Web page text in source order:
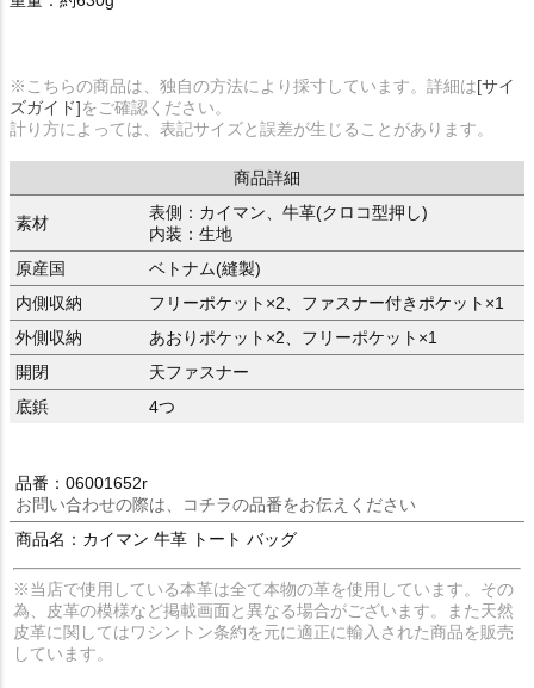
※こちらの商品は、独自の方法により採寸しています。詳細は[サイ
ズガイド]をご確認ください。
計り方によっては、表記サイズと誤差が生じることがあります。
商品詳細
素材
表側：カイマン、牛革(クロコ型押し)
内装：生地
原産国
ベトナム(縫製)
内側収納
フリーポケット×2、ファスナー付きポケット×1
外側収納
あおりポケット×2、フリーポケット×1
開閉
天ファスナー
底鋲
4つ
品番：06001652r
お問い合わせの際は、コチラの品番をお伝えください
商品名：カイマン 牛革 トート バッグ
※当店で使用している本革は全て本物の革を使用しています。その
為、皮革の模様など掲載画面と異なる場合がございます。また天然
皮革に関してはワシントン条約を元に適正に輸入された商品を販売
しています。